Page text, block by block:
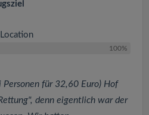
100%
für 32,60 Euro) Hof
denn eigentlich war der